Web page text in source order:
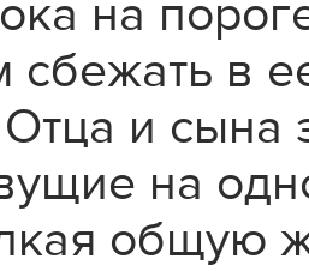
на
в
и сына
на
общую